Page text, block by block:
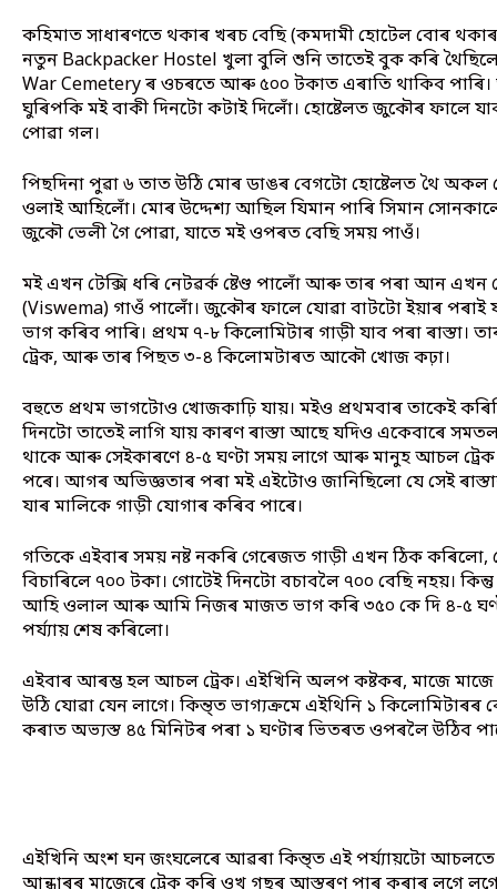
কহিমাত সাধাৰণতে থকাৰ খৰচ বেছি (কমদামী হোটেল বোৰ
নতুন Backpacker Hostel খুলা বুলি শুনি তাতেই বুক কৰি
War Cemetery ৰ ওচৰতে আৰু ৫০০ টকাত এৰাতি থাকিব পাৰি।
ঘুৰিপকি মই বাকী দিনটো কটাই দিলোঁ। হোষ্টেলত জুকৌৰ ফালে
পোৱা গল।
পিছদিনা পুৱা ৬ তাত উঠি মোৰ ডাঙৰ বেগটো হোষ্টেলত থৈ
ওলাই আহিলোঁ। মোৰ উদ্দেশ্য আছিল যিমান পাৰি সিমান সোনকালে
জুকৌ ভেলী গৈ পোৱা, যাতে মই ওপৰত বেছি সময় পাওঁ।
মই এখন টেক্সি ধৰি নেটৱৰ্ক ষ্টেণ্ড পালোঁ আৰু তাৰ পৰা আন এখন
(Viswema) গাওঁ পালোঁ। জুকৌৰ ফালে যোৱা বাটটো ইয়াৰ পৰাই
ভাগ কৰিব পাৰি। প্ৰথম ৭-৮ কিলোমিটাৰ গাড়ী যাব পৰা ৰাস্তা।
ট্ৰেক, আৰু তাৰ পিছত ৩-৪ কিলোমটাৰত আকৌ খোজ কঢ়া।
বহুতে প্ৰথম ভাগটোও খোজকাঢ়ি যায়। মইও প্ৰথমবাৰ তাকেই
দিনটো তাতেই লাগি যায় কাৰণ ৰাস্তা আছে যদিও একেবাৰে
থাকে আৰু সেইকাৰণে ৪-৫ ঘণ্টা সময় লাগে আৰু মানুহ আচল
পৰে। আগৰ অভিজ্ঞতাৰ পৰা মই এইটোও জানিছিলো যে সেই
যাৰ মালিকে গাড়ী যোগাৰ কৰিব পাৰে।
গতিকে এইবাৰ সময় নষ্ট নকৰি গেৰেজত গাড়ী এখন ঠিক
বিচাৰিলে ৭০০ টকা। গোটেই দিনটো বচাবলৈ ৭০০ বেছি নহয়।
আহি ওলাল আৰু আমি নিজৰ মাজত ভাগ কৰি ৩৫০ কে দি ৪-৫
পৰ্য্যায় শেষ কৰিলো।
এইবাৰ আৰম্ভ হল আচল ট্ৰেক। এইখিনি অলপ কষ্টকৰ, মাজে মাজে
উঠি যোৱা যেন লাগে। কিন্ত্ত ভাগ্যক্ৰমে এইথিনি ১
কৰাত অভ্যস্ত ৪৫ মিনিটৰ পৰা ১ ঘণ্টাৰ ভিতৰত ওপৰলৈ উঠিব
এইখিনি অংশ ঘন জংঘলেৰে আৱৰা কিন্ত্ত এই পৰ্য্যায়টো আচলতে